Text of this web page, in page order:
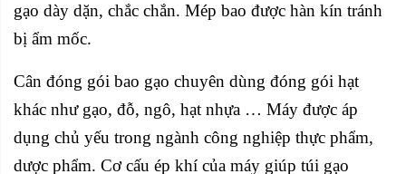
gạo dày dặn, chắc chắn. Mép bao được hàn kín tránh
bị ẩm mốc.
Cân đóng gói bao gạo chuyên dùng đóng gói hạt
khác như gạo, đỗ, ngô, hạt nhựa … Máy được áp
dụng chủ yếu trong ngành công nghiệp thực phẩm,
dược phẩm. Cơ cấu ép khí của máy giúp túi gạo